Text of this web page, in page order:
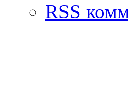
RSS